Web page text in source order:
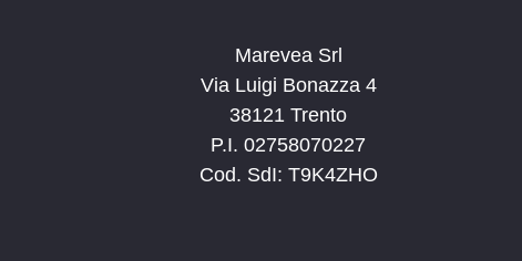
Marevea Srl
Via Luigi Bonazza 4
38121 Trento
P.I. 02758070227
Cod. SdI: T9K4ZHO